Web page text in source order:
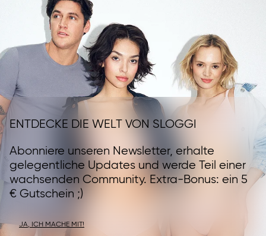
ENTDECKE DIE WELT VON SLOGGI
Abonniere unseren Newsletter, erhalte
gelegentliche Updates und werde Teil einer
wachsenden Community. Extra-Bonus: ein 5
€ Gutschein ;)
JA, ICH MACHE MIT!